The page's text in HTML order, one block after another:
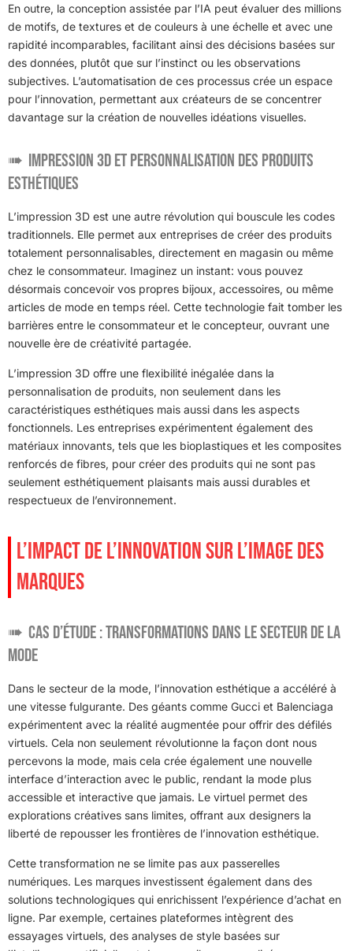
En outre, la conception assistée par l’IA peut évaluer des millions
de motifs, de textures et de couleurs à une échelle et avec une
rapidité incomparables, facilitant ainsi des décisions basées sur
des données, plutôt que sur l’instinct ou les observations
subjectives. L’automatisation de ces processus crée un espace
pour l’innovation, permettant aux créateurs de se concentrer
davantage sur la création de nouvelles idéations visuelles.
Impression 3D et Personnalisation des Produits
Esthétiques
L’impression 3D est une autre révolution qui bouscule les codes
traditionnels. Elle permet aux entreprises de créer des produits
totalement personnalisables, directement en magasin ou même
chez le consommateur. Imaginez un instant: vous pouvez
désormais concevoir vos propres bijoux, accessoires, ou même
articles de mode en temps réel. Cette technologie fait tomber les
barrières entre le consommateur et le concepteur, ouvrant une
nouvelle ère de créativité partagée.
L’impression 3D offre une flexibilité inégalée dans la
personnalisation de produits, non seulement dans les
caractéristiques esthétiques mais aussi dans les aspects
fonctionnels. Les entreprises expérimentent également des
matériaux innovants, tels que les bioplastiques et les composites
renforcés de fibres, pour créer des produits qui ne sont pas
seulement esthétiquement plaisants mais aussi durables et
respectueux de l’environnement.
L’IMPACT DE L’INNOVATION SUR L’IMAGE DES
MARQUES
Cas d’Étude : Transformations dans le Secteur de la
Mode
Dans le secteur de la mode, l’innovation esthétique a accéléré à
une vitesse fulgurante. Des géants comme Gucci et Balenciaga
expérimentent avec la réalité augmentée pour offrir des défilés
virtuels. Cela non seulement révolutionne la façon dont nous
percevons la mode, mais cela crée également une nouvelle
interface d’interaction avec le public, rendant la mode plus
accessible et interactive que jamais. Le virtuel permet des
explorations créatives sans limites, offrant aux designers la
liberté de repousser les frontières de l’innovation esthétique.
Cette transformation ne se limite pas aux passerelles
numériques. Les marques investissent également dans des
solutions technologiques qui enrichissent l’expérience d’achat en
ligne. Par exemple, certaines plateformes intègrent des
essayages virtuels, des analyses de style basées sur